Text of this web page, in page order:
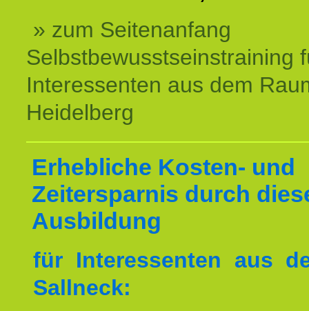
» zum Seitenanfang
Selbstbewusstseinstraining
Interessenten aus dem
Heidelberg
Erhebliche Kosten- und
Zeitersparnis durch
Ausbildung
für Interessenten aus
Sallneck: